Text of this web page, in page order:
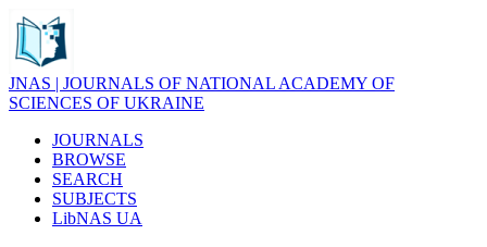
JNAS | JOURNALS OF NATIONAL ACADEMY OF
SCIENCES OF UKRAINE
JOURNALS
BROWSE
SEARCH
SUBJECTS
LibNAS UA